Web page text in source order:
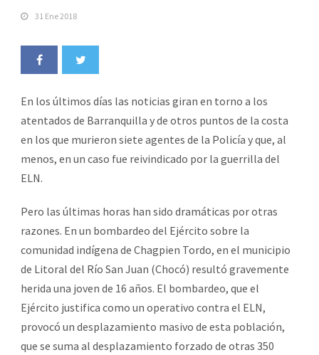
31 Ene 2018
En los últimos días las noticias giran en torno a los
atentados de Barranquilla y de otros puntos de la costa
en los que murieron siete agentes de la Policía y que, al
menos, en un caso fue reivindicado por la guerrilla del
ELN.
Pero las últimas horas han sido dramáticas por otras
razones. En un bombardeo del Ejército sobre la
comunidad indígena de Chagpien Tordo, en el municipio
de Litoral del Río San Juan (Chocó) resultó gravemente
herida una joven de 16 años. El bombardeo, que el
Ejército justifica como un operativo contra el ELN,
provocó un desplazamiento masivo de esta población,
que se suma al desplazamiento forzado de otras 350